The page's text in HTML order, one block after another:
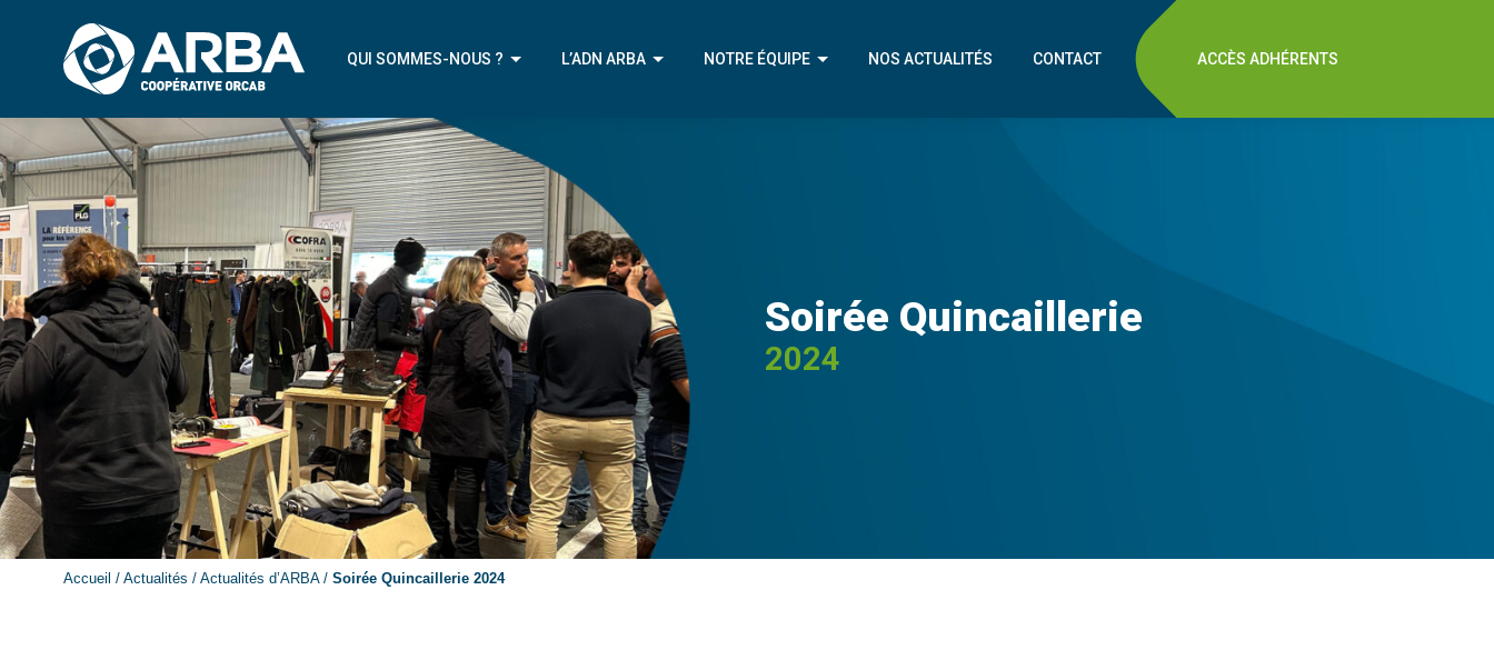
QUI SOMMES-NOUS ?
NOTRE COOPÉRATIVE
NOS ARTISANS ADHÉRENTS
NOTRE PROJET À VENIR
L’ADN ARBA
NOTRE APPROCHE
NOTRE AMBITION
NOTRE ÉQUIPE NOS ACTUALITÉS CONTACT ACCÈS ADHÉRENTS
Soirée Quincaillerie
2024
Accueil / Actualités / Actualités d’ARBA/ Soirée Quincaillerie 2024